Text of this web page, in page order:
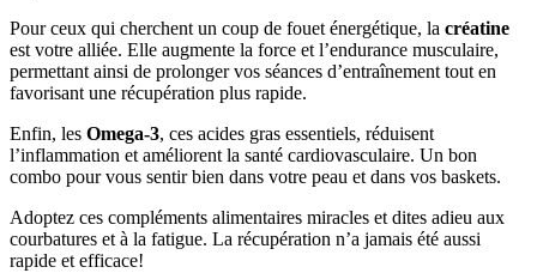
Pour ceux qui cherchent un coup de fouet énergétique, la créatine
est votre alliée. Elle augmente la force et l’endurance musculaire,
permettant ainsi de prolonger vos séances d’entraînement tout en
favorisant une récupération plus rapide.
Enfin, les Omega-3, ces acides gras essentiels, réduisent
l’inflammation et améliorent la santé cardiovasculaire. Un bon
combo pour vous sentir bien dans votre peau et dans vos baskets.
Adoptez ces compléments alimentaires miracles et dites adieu aux
courbatures et à la fatigue. La récupération n’a jamais été aussi
rapide et efficace!